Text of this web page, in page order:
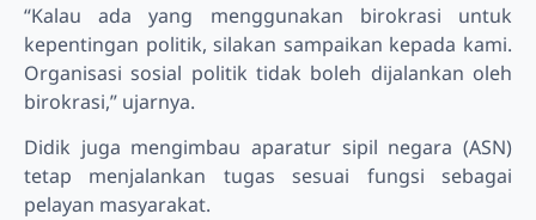
“Kalau ada yang menggunakan birokrasi untuk
kepentingan politik, silakan sampaikan kepada kami.
Organisasi sosial politik tidak boleh dijalankan oleh
birokrasi,” ujarnya.
Didik juga mengimbau aparatur sipil negara (ASN)
tetap menjalankan tugas sesuai fungsi sebagai
pelayan masyarakat.